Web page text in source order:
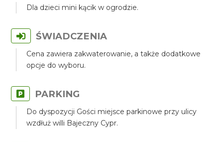
Dla dzieci mini kącik w ogrodzie.
ŚWIADCZENIA
Cena zawiera zakwaterowanie, a także dodatkowe
opcje do wyboru.
PARKING
Do dyspozycji Gości miejsce parkinowe przy ulicy
wzdłuż willi Bajeczny Cypr.